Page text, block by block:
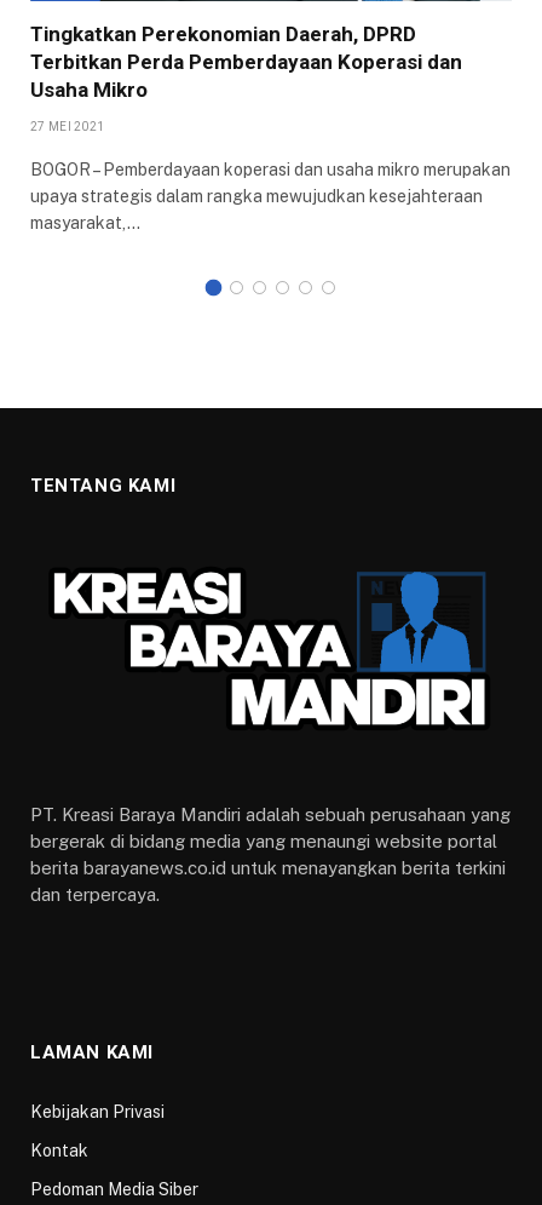
Tingkatkan Perekonomian Daerah, DPRD
Terbitkan Perda Pemberdayaan Koperasi dan
Usaha Mikro
27 MEI 2021
BOGOR – Pemberdayaan koperasi dan usaha mikro merupakan
upaya strategis dalam rangka mewujudkan kesejahteraan
masyarakat,…
TENTANG KAMI
PT. Kreasi Baraya Mandiri adalah sebuah perusahaan yang
bergerak di bidang media yang menaungi website portal
berita barayanews.co.id untuk menayangkan berita terkini
dan terpercaya.
LAMAN KAMI
Kebijakan Privasi
Kontak
Pedoman Media Siber